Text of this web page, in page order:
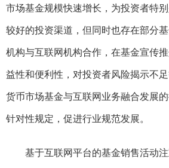
市场基金规模快速增长，为投资者特
较好的投资渠道，但同时也存在部分
机构与互联网机构合作，在基金宣传
益性和便利性，对投资者风险揭示不
货币市场基金与互联网业务融合发展
针对性规定，促进行业规范发展。
基于互联网平台的基金销售活动注